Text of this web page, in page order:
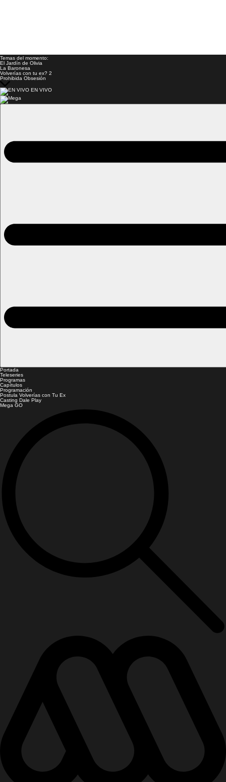
Temas del momento:
El Jardín de Olivia
La Baronesa
Volverías con tu ex? 2
Prohibida Obsesión
EN VIVO
Portada
Teleseries
Programas
Capítulos
Programación
Postula Volverías con Tu Ex
Casting Dale Play
Mega GO